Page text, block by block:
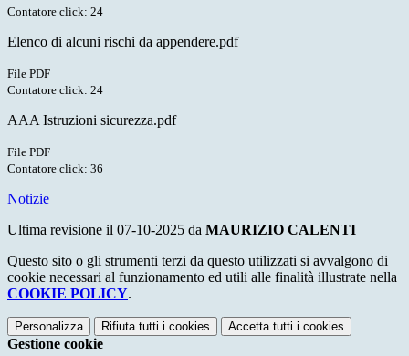
Contatore click: 24
Elenco di alcuni rischi da appendere.pdf
File PDF
Contatore click: 24
AAA Istruzioni sicurezza.pdf
File PDF
Contatore click: 36
Notizie
Ultima revisione il 07-10-2025 da MAURIZIO CALENTI
Questo sito o gli strumenti terzi da questo utilizzati si avvalgono di
cookie necessari al funzionamento ed utili alle finalità illustrate nella
COOKIE POLICY.
Personalizza Rifiuta tutti i cookies Accetta tutti i cookies
Gestione cookie